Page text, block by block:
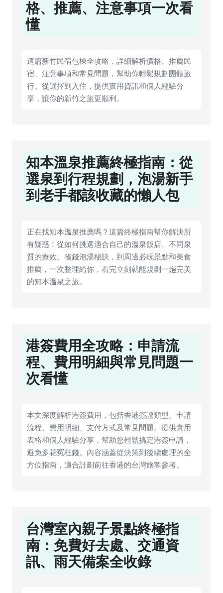
格、推薦、注意事項一次看
懂
這篇新竹民宿包棟全攻略，詳細解析價格、推薦民
宿、注意事項和常見問題，幫助你輕鬆規劃團體旅
行。從選擇到入住，提供實用資訊和個人經驗分
享，讓你的新竹之旅更順利。
知本溫泉推薦終極指南：從
選泉到行程規劃，泡湯新手
到老手都該收藏的懶人包
正在找知本溫泉推薦嗎？這篇終極指南幫你解決所
有疑惑！從如何挑選適合自己的溫泉飯店、不同泉
質的療效、省錢泡湯秘訣，到周邊必玩景點和美食
推薦，一次整理給你，看完立刻就能規劃一趟完美
的知本溫泉之旅。
港簽費用全攻略：申請流
程、費用明細與常見問題一
次看懂
本文深度解析港簽費用，包括香港簽證類型、申請
流程、費用明細、支付方式及常見問題。提供實用
表格和個人經驗分享，幫助您輕鬆搞定港簽申請，
避免多花冤枉錢。內容涵蓋從決策到後續處理的全
方位指南，適合計劃前往香港的台灣旅客參考。
台灣室內親子景點終極指
南：免費好去處、交通資
訊、雨天備案全收錄